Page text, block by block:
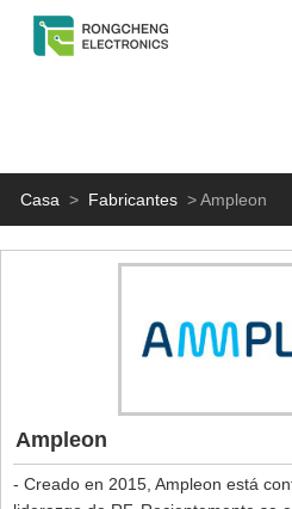
Casa > Fabricantes >Ampleon
Ampleon
- Creado en 2015, Ampleon está